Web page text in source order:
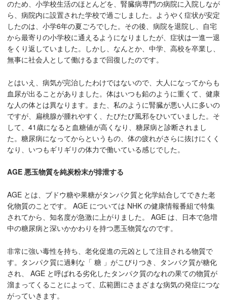
のため、小学校生活のほとんどを、腎臓病専門の病院に入院しなが
ら、病院内に設置された学校で過ごしました。ようやく症状が安定
したのは、小学6年の夏ごろでした。その後、 病院を退院し、自宅
から最寄りの小学校に通えるようになりましたが、症状は一進一退
をくり返していました。しかし、なんとか、中学、高校を卒業し、
無事に社会人として働けるまで回復したのです。
とはいえ、病気が完治したわけではないので、大人になってからも
血尿が出ることがありました。体はいつも鉛のように重くて、健康
な人の体とは異なります。また、私のように腎臓が悪い人に多いの
ですが、扁桃腺が腫れやすく、たびたび風邪をひいていました。そ
して、41歳になると血糖値が高くなり、糖尿病と診断されまし
た。糖尿病になってからというもの、体の疲れがさらに抜けにくく
なり、いつもギリギリの体力で働いている感じでした。
AGE 悪玉物質を純炭粉末が排泄する
AGE とは、ブドウ糖や果糖がタンパク質と化学結合してできた老
化物質のことです。 AGE については NHK の健康情報番組で特集
されてから、知名度が急激に上がりました。 AGE は、日本で急増
中の糖尿病と深いかかわりを持つ悪玉物質なのです。
非常に強い毒性を持ち、老化促進の元凶として注目される物質で
す。タンパク質に過剰な「 糖 」がこびりつき、タンパク質が糖化
され、 AGE と呼ばれる劣化したタンパク質のなれの果ての物質が
溜まってくることによって、広範囲にさまざまな病気の発症につな
がっていきます。